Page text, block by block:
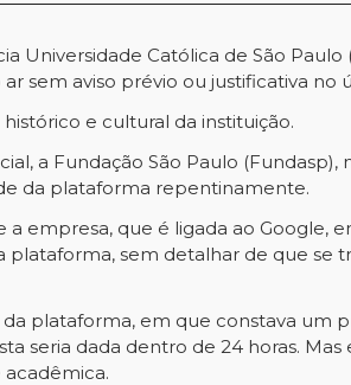
Universidade Católica de São
sem aviso prévio ou justificativa no
e cultural da instituição.
a Fundação São Paulo
da plataforma repentinamente.
empresa, que é ligada ao Google,
sem detalhar de que se
plataforma, em que constava um
seria dada dentro de 24 horas.